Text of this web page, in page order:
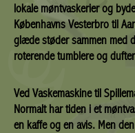
lokale møntvaskerier og
Københavns Vesterbro til
glæde støder sammen med
roterende tumblere og
Ved Vaskemaskine til
Normalt har tiden i et
en kaffe og en avis. Men